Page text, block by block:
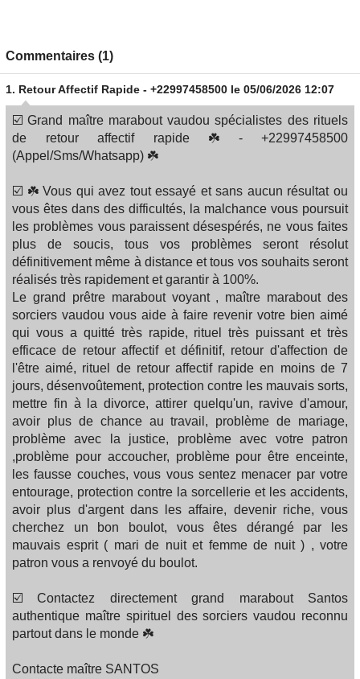
Commentaires (1)
1. Retour Affectif Rapide - +22997458500 le 05/06/2026 12:07
☑️ Grand maître marabout vaudou spécialistes des rituels
de retour affectif rapide ☘️ - +22997458500
(Appel/Sms/Whatsapp) ☘️
☑️ ☘️ Vous qui avez tout essayé et sans aucun résultat ou
vous êtes dans des difficultés, la malchance vous poursuit
les problèmes vous paraissent désespérés, ne vous faites
plus de soucis, tous vos problèmes seront résolut
définitivement même à distance et tous vos souhaits seront
réalisés très rapidement et garantir à 100%.
Le grand prêtre marabout voyant , maître marabout des
sorciers vaudou vous aide à faire revenir votre bien aimé
qui vous a quitté très rapide, rituel très puissant et très
efficace de retour affectif et définitif, retour d'affection de
l'être aimé, rituel de retour affectif rapide en moins de 7
jours, désenvoûtement, protection contre les mauvais sorts,
mettre fin à la divorce, attirer quelqu'un, ravive d'amour,
avoir plus de chance au travail, problème de mariage,
problème avec la justice, problème avec votre patron
,problème pour accoucher, problème pour être enceinte,
les fausse couches, vous vous sentez menacer par votre
entourage, protection contre la sorcellerie et les accidents,
avoir plus d'argent dans les affaire, devenir riche, vous
cherchez un bon boulot, vous êtes dérangé par les
mauvais esprit ( mari de nuit et femme de nuit ) , votre
patron vous a renvoyé du boulot.
☑️ Contactez directement grand marabout Santos
authentique maître spirituel des sorciers vaudou reconnu
partout dans le monde ☘️
Contacte maître SANTOS